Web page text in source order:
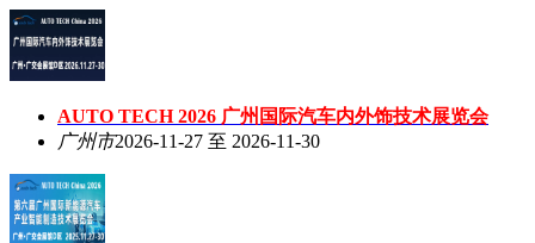
AUTO TECH 2026 广州国际汽车内外饰技术展览会
广州市2026-11-27 至 2026-11-30